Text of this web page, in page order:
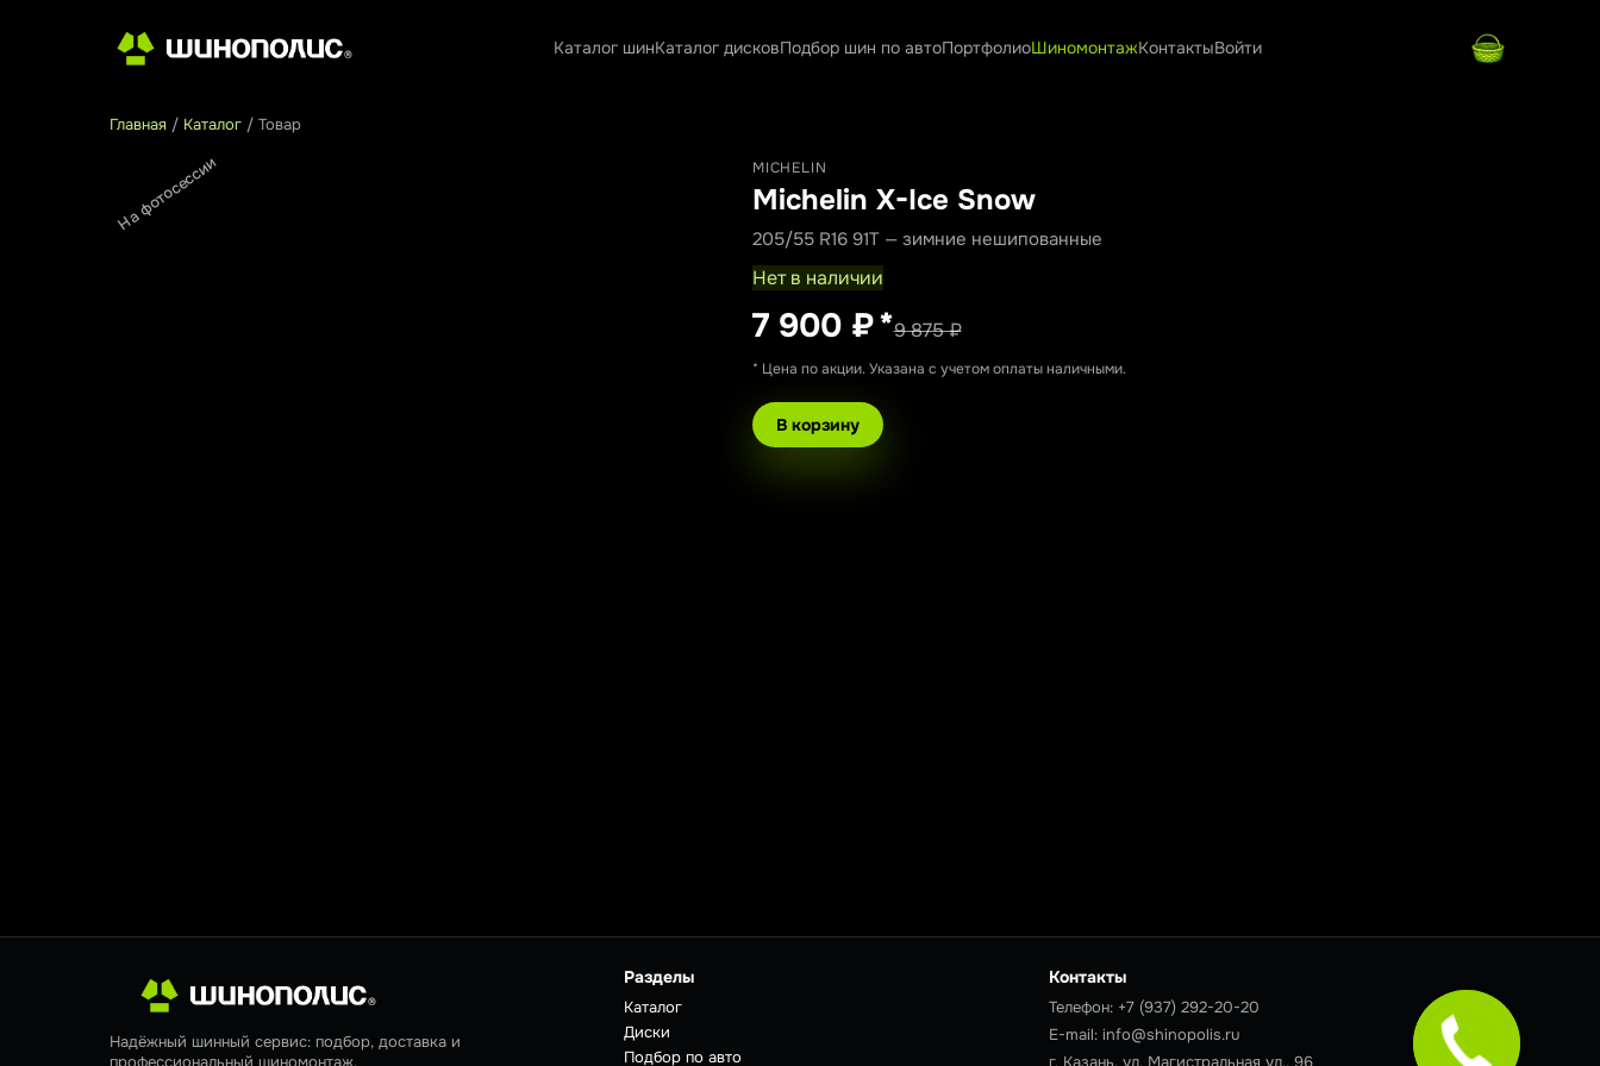
Каталог шинКаталог дисковПодбор шин по автоПортфолиоШиномонтажКонтактыВойти
Главная / Каталог / Товар
На фотосессии MICHELIN
Michelin X-Ice Snow
205/55 R16 91T — зимние нешипованные
Нет в наличии
7 900 ₽*9 875 ₽
* Цена по акции. Указана с учетом оплаты наличными.
В корзину
Надёжный шинный сервис: подбор, доставка и
профессиональный шиномонтаж.
Разделы
Каталог
Диски
Подбор по авто
Контакты
Телефон: +7 (937) 292-20-20
E-mail:info@shinopolis.ru
г. Казань, ул. Магистральная ул., 96